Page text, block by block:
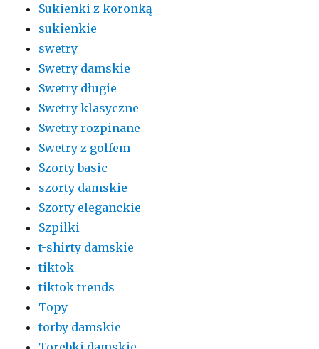
Sukienki z koronką
sukienkie
swetry
Swetry damskie
Swetry długie
Swetry klasyczne
Swetry rozpinane
Swetry z golfem
Szorty basic
szorty damskie
Szorty eleganckie
Szpilki
t-shirty damskie
tiktok
tiktok trends
Topy
torby damskie